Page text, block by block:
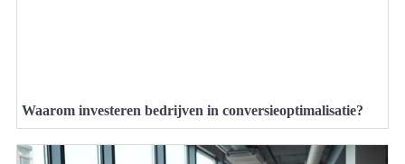
Waarom investeren bedrijven in conversieoptimalisatie?